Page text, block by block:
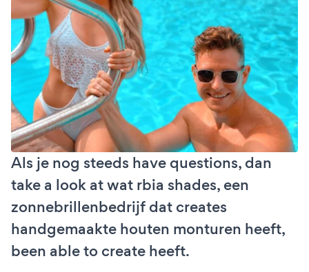
Als je nog steeds have questions, dan
take a look at wat rbia shades, een
zonnebrillenbedrijf dat creates
handgemaakte houten monturen heeft,
been able to create heeft.